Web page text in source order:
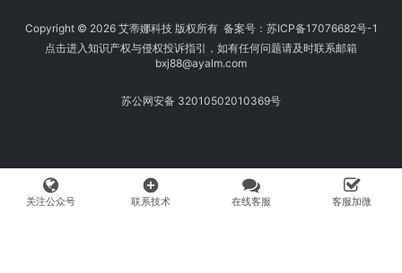
Copyright © 2026 艾蒂娜科技 版权所有 备案号： 苏ICP备17076682号-1
点击进入知识产权与侵权投诉指引，如有任何问题请及时联系邮箱
bxj88@ayalm.com
苏公网安备 32010502010369号
关注公众号
add_circle
联系技术 在线客服 客服加微